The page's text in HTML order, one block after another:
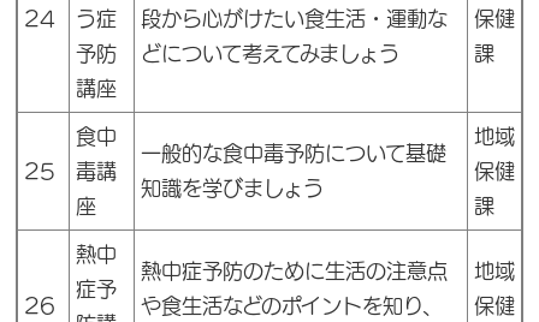
24
う症
予防
講座
段から心がけたい食生活・運動な
どについて考えてみましょう
保健
課
25
食中
毒講
座
一般的な食中毒予防について基礎
知識を学びましょう
地域
保健
課
26
熱中
症予
熱中症予防のために生活の注意点
や食生活などのポイントを知り、
地域
保健